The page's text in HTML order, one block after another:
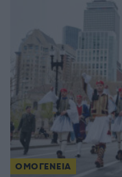
ΟΜΟΓΕΝΕΙΑ